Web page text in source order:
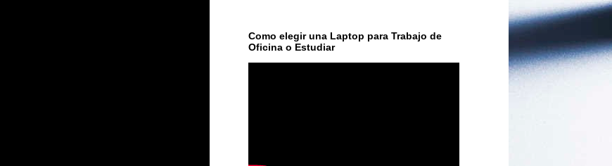
Como elegir una Laptop para Trabajo de
Oficina o Estudiar